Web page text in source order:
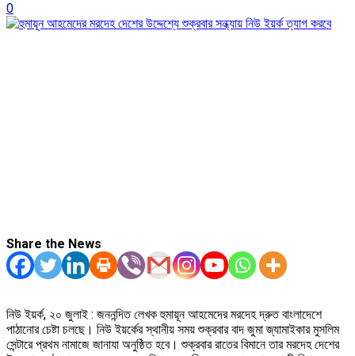
0
Share the News
নিউ ইয়র্ক, ২০ জুলাই : জননন্দিত লেখক হুমায়ূন আহমেদের মরদেহ দ্রুত বাংলাদেশে
পাঠানোর চেষ্টা চলছে। নিউ ইয়র্কের স্থানীয় সময় শুক্রবার বাদ জুমা জ্যামাইকার মুসলিম
সেন্টারে প্রথম নামাজে জানাযা অনুষ্ঠিত হবে। শুক্রবার রাতের বিমানে তার মরদেহ দেশের